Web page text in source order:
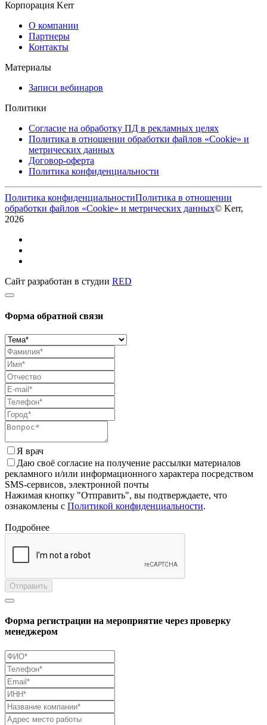
Корпорация Kerr
О компании
Партнеры
Контакты
Материалы
Записи вебинаров
Политики
Согласие на обработку ПД в рекламных целях
Политика в отношении обработки файлов «Cookie» и
метрических данных
Договор-оферта
Политика конфиденциальности
Политика конфиденциальностиПолитика в отношении
обработки файлов «Cookie» и метрических данных© Kerr,
2026
Сайт разработан в студии RED
Форма обратной связи
Я врач
Даю своё согласие на получение рассылки материалов
рекламного и/или информационного характера посредством
SMS-сервисов, электронной почты
Нажимая кнопку "Отправить", вы подтверждаете, что
ознакомлены с Политикой конфиденциальности.
Подробнее
Отправить
Форма регистрации на мероприятие через проверку
менеджером